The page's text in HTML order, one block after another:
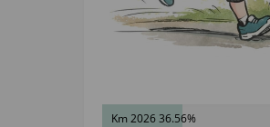
Km 2026 36.56%